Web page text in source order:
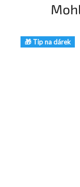
🎁 Tip na dárek